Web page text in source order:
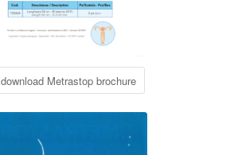
download Metrastop brochure